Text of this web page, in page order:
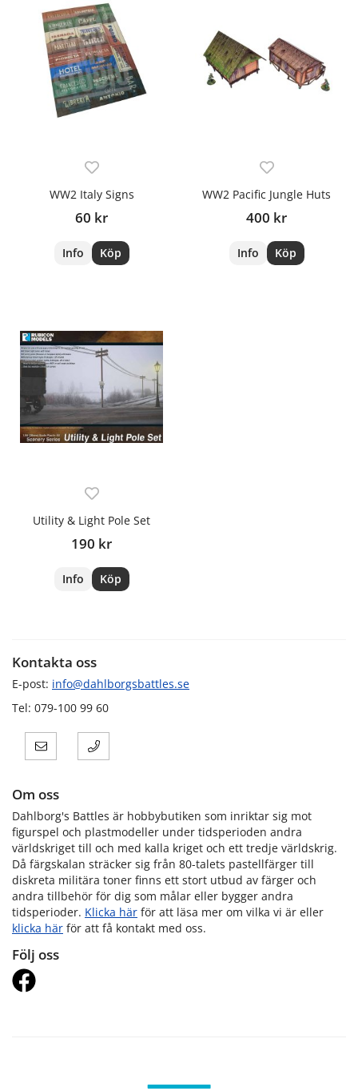
WW2 Italy Signs
60 kr
Info Köp
WW2 Pacific Jungle Huts
400 kr
Info Köp
Utility & Light Pole Set
190 kr
Info Köp
Kontakta oss
E-post: info@dahlborgsbattles.se
Tel: 079-100 99 60
Om oss
Dahlborg's Battles är hobbybutiken som inriktar sig mot
figurspel och plastmodeller under tidsperioden andra
världskriget till och med kalla kriget och ett tredje världskrig.
Då färgskalan sträcker sig från 80-talets pastellfärger till
diskreta militära toner finns ett stort utbud av färger och
andra tillbehör för dig som målar eller bygger andra
tidsperioder. Klicka här för att läsa mer om vilka vi är eller
klicka här för att få kontakt med oss.
Följ oss